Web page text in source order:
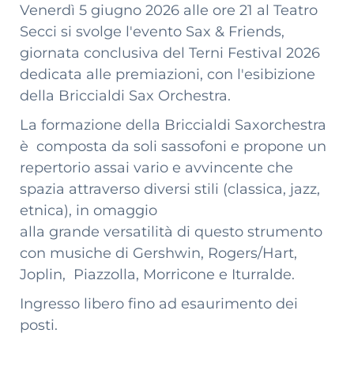
Venerdì 5 giugno 2026 alle ore 21 al Teatro
Secci si svolge l'evento Sax & Friends,
giornata conclusiva del Terni Festival 2026
dedicata alle premiazioni, con l'esibizione
della Briccialdi Sax Orchestra.
La formazione della Briccialdi Saxorchestra
è composta da soli sassofoni e propone un
repertorio assai vario e avvincente che
spazia attraverso diversi stili (classica, jazz,
etnica), in omaggio
alla grande versatilità di questo strumento
con musiche di Gershwin, Rogers/Hart,
Joplin, Piazzolla, Morricone e Iturralde.
Ingresso libero fino ad esaurimento dei
posti.